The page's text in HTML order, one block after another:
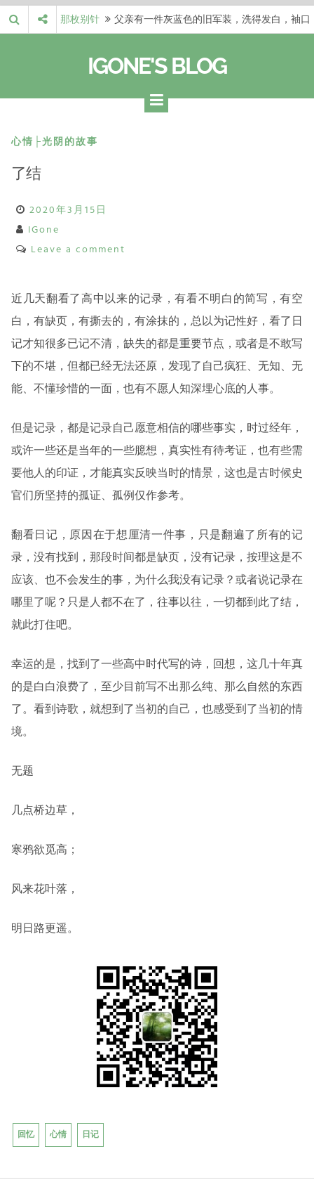
Skip
to
那枚别针
父亲有一件灰蓝色的旧军装，洗得发白，袖口
自己的生活和命…
梁冬 |…
梁冬：有一些人在某个阶段掌握了第一性原
理，完成了一次彻…
梁冬 |…
梁冬：总还有那么百分之一的人，既不努力，
IGONE'S BLOG
心情├光阴的故事
了结
2020年3月15日
IGone
Leave a comment
近几天翻看了高中以来的记录，有看不明白的简写，有空
白，有缺页，有撕去的，有涂抹的，总以为记性好，看了日
记才知很多已记不清，缺失的都是重要节点，或者是不敢写
下的不堪，但都已经无法还原，发现了自己疯狂、无知、无
能、不懂珍惜的一面，也有不愿人知深埋心底的人事。
但是记录，都是记录自己愿意相信的哪些事实，时过经年，
或许一些还是当年的一些臆想，真实性有待考证，也有些需
要他人的印证，才能真实反映当时的情景，这也是古时候史
官们所坚持的孤证、孤例仅作参考。
翻看日记，原因在于想厘清一件事，只是翻遍了所有的记
录，没有找到，那段时间都是缺页，没有记录，按理这是不
应该、也不会发生的事，为什么我没有记录？或者说记录在
哪里了呢？只是人都不在了，往事以往，一切都到此了结，
就此打住吧。
幸运的是，找到了一些高中时代写的诗，回想，这几十年真
的是白白浪费了，至少目前写不出那么纯、那么自然的东西
了。看到诗歌，就想到了当初的自己，也感受到了当初的情
境。
无题
几点桥边草，
寒鸦欲觅高；
风来花叶落，
明日路更遥。
回忆 心情 日记